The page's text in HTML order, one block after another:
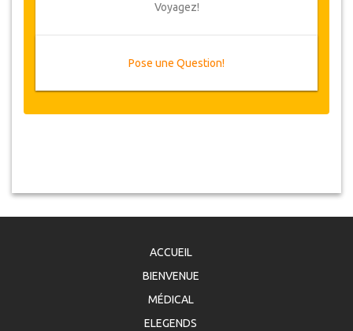
Voyagez!
Pose une Question!
ACCUEIL
BIENVENUE
MÉDICAL
ELEGENDS